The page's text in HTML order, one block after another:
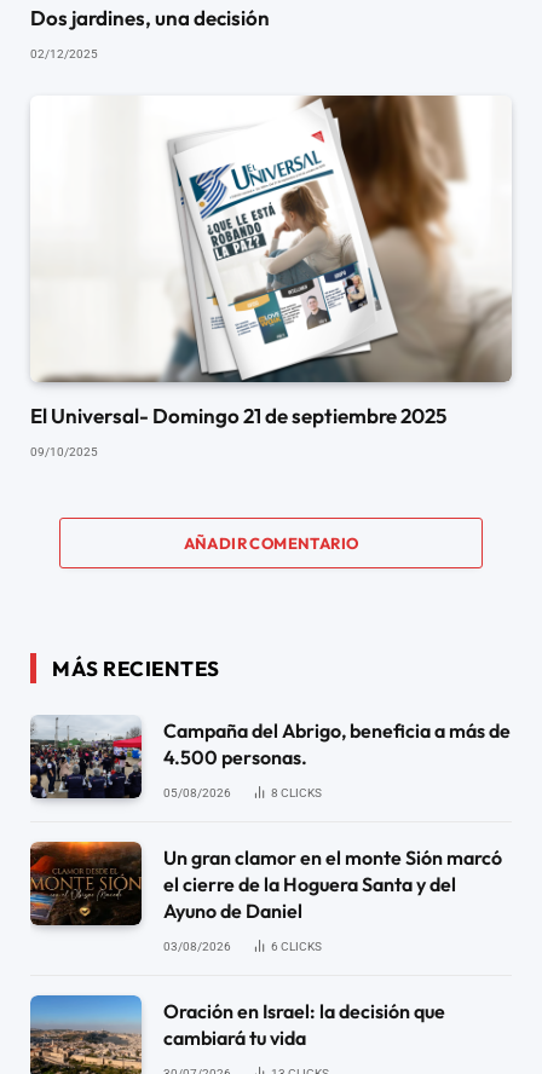
Dos jardines, una decisión
02/12/2025
El Universal- Domingo 21 de septiembre 2025
09/10/2025
AÑADIR COMENTARIO
MÁS RECIENTES
Campaña del Abrigo, beneficia a más de
4.500 personas.
05/08/2026 8 CLICKS
Un gran clamor en el monte Sión marcó
el cierre de la Hoguera Santa y del
Ayuno de Daniel
03/08/2026 6 CLICKS
Oración en Israel: la decisión que
cambiará tu vida